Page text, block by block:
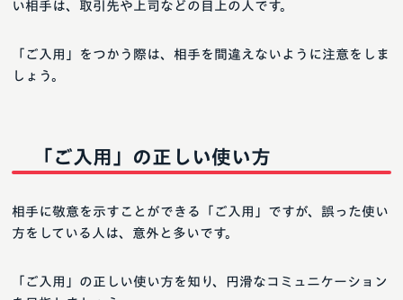
い相手は、取引先や上司などの目上の人です。
「ご入用」をつかう際は、相手を間違えないように注意をしま
しょう。
「ご入用」の正しい使い方
相手に敬意を示すことができる「ご入用」ですが、誤った使い
方をしている人は、意外と多いです。
「ご入用」の正しい使い方を知り、円滑なコミュニケーション